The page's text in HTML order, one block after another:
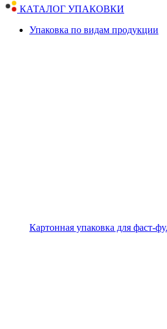
КАТАЛОГ УПАКОВКИ
Упаковка по видам продукции
Картонная упаковка для фаст-